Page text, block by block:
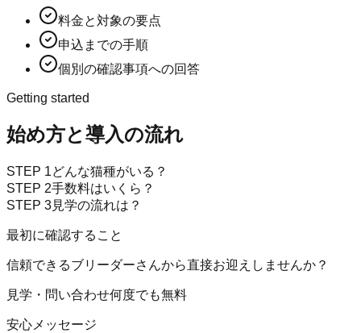
料金と対象の要点
申込までの手順
個別の確認事項への回答
Getting started
始め方と導入の流れ
STEP 1どんな猫種がいる？
STEP 2手数料はいくら？
STEP 3見学の流れは？
最初に確認すること
信頼できるブリーダーさんから直接お迎えしませんか？
見学・問い合わせ何度でも無料
安心メッセージ